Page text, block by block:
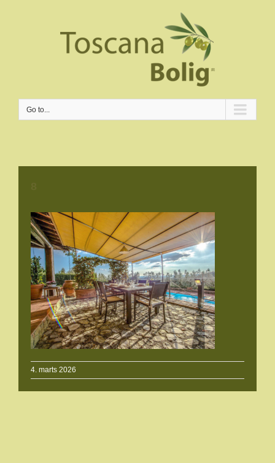
Go to...
4. marts 2026